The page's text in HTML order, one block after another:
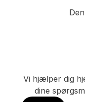
Vi hjælper dig
dine